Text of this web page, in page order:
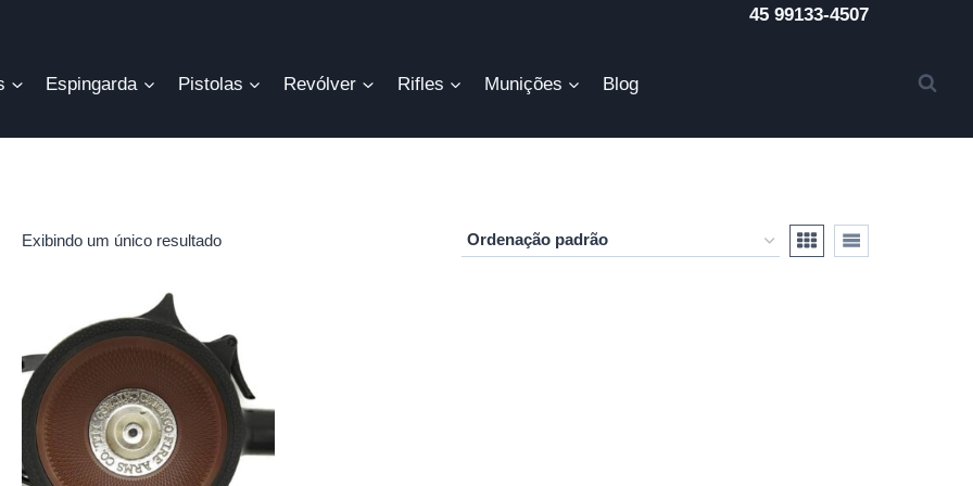
45 99133-4507
Espingarda Pistolas Revólver Rifles Munições Blog
Exibindo um único resultado